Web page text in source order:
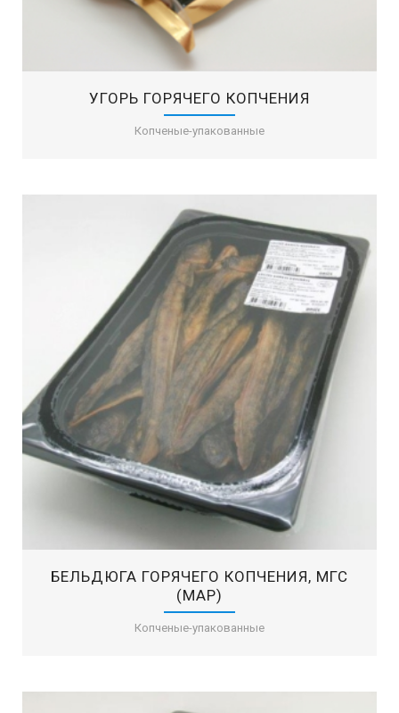
УГОРЬ ГОРЯЧЕГО КОПЧЕНИЯ
Копченые-упакованные
БЕЛЬДЮГА ГОРЯЧЕГО КОПЧЕНИЯ, МГС
(MAP)
Копченые-упакованные